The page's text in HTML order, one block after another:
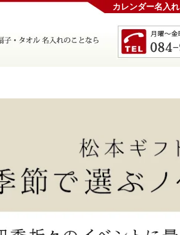
カレンダー名入